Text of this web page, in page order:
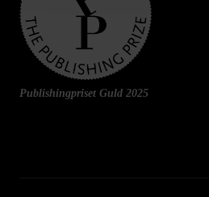
Publishingpriset Guld 2025